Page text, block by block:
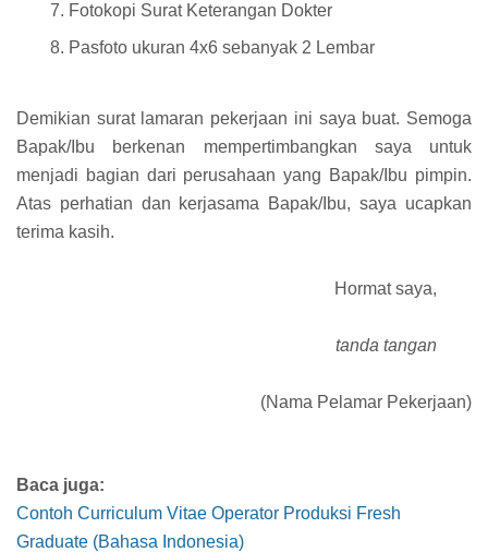
Fotokopi Surat Keterangan Dokter
Pasfoto ukuran 4x6 sebanyak 2 Lembar
Demikian surat lamaran pekerjaan ini saya buat. Semoga
Bapak/Ibu berkenan mempertimbangkan saya untuk
menjadi bagian dari perusahaan yang Bapak/Ibu pimpin.
Atas perhatian dan kerjasama Bapak/Ibu, saya ucapkan
terima kasih.
Hormat saya,
tanda tangan
(Nama Pelamar Pekerjaan)
Baca juga:
Contoh Curriculum Vitae Operator Produksi Fresh
Graduate (Bahasa Indonesia)